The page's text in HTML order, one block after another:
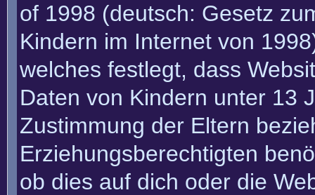
of 1998 (deutsch: Gesetz
Kindern im Internet von
welches festlegt, dass
Daten von Kindern unter 13
Zustimmung der Eltern
Erziehungsberechtigten
ob dies auf dich oder die